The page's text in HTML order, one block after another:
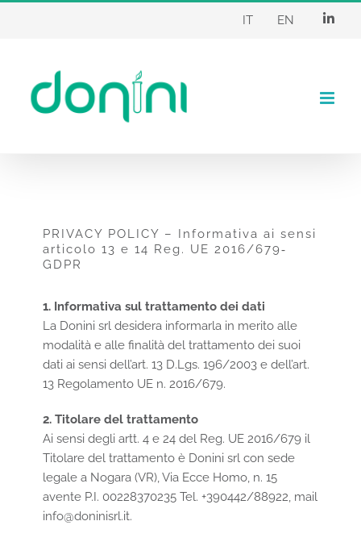
PRIVACY POLICY – Informativa ai sensi
articolo 13 e 14 Reg. UE 2016/679‐
GDPR
1. Informativa sul trattamento dei dati
La Donini srl desidera informarla in merito alle
modalità e alle finalità del trattamento dei suoi
dati ai sensi dell’art. 13 D.Lgs. 196/2003 e dell’art.
13 Regolamento UE n. 2016/679.
2. Titolare del trattamento
Ai sensi degli artt. 4 e 24 del Reg. UE 2016/679 il
Titolare del trattamento è Donini srl con sede
legale a Nogara (VR), Via Ecce Homo, n. 15
avente P.I. 00228370235 Tel. +390442/88922, mail
info@doninisrl.it.